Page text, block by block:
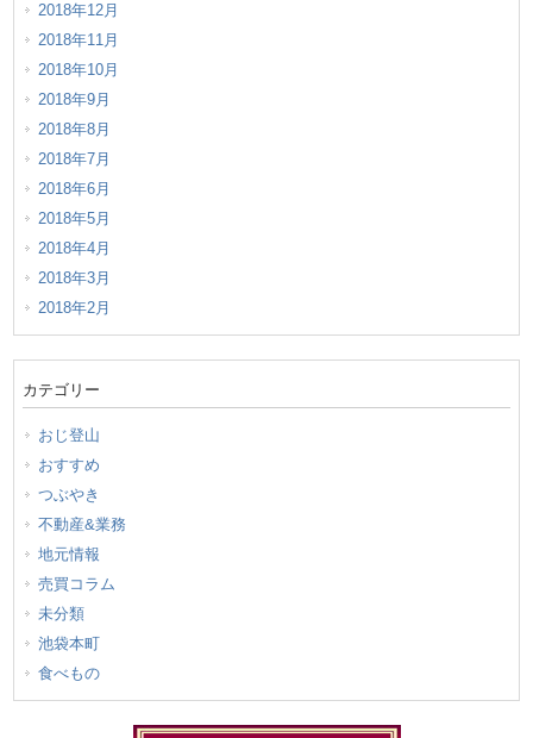
2018年12月
2018年11月
2018年10月
2018年9月
2018年8月
2018年7月
2018年6月
2018年5月
2018年4月
2018年3月
2018年2月
カテゴリー
おじ登山
おすすめ
つぶやき
不動産&業務
地元情報
売買コラム
未分類
池袋本町
食べもの